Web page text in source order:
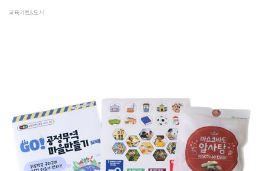
교육키트&도서